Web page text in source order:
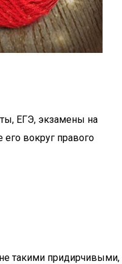
ЕГЭ, экзамены на
вокруг правого
такими придирчивыми,